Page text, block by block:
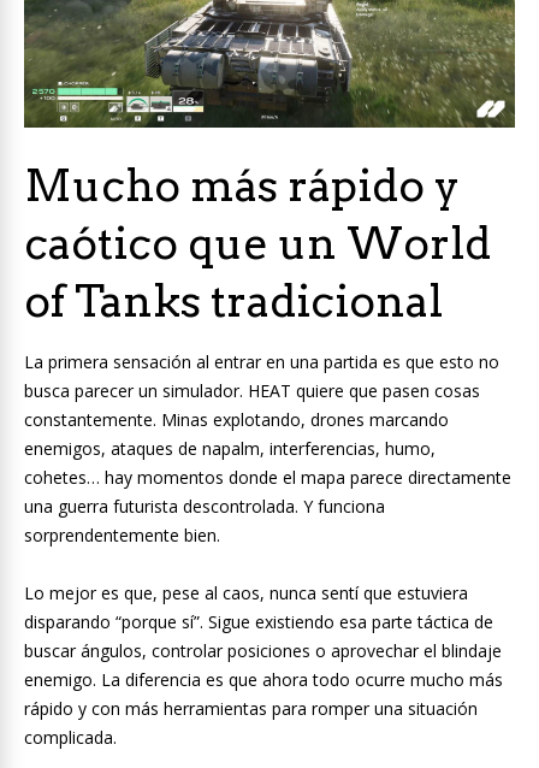
Mucho más rápido y
caótico que un World
of Tanks tradicional
La primera sensación al entrar en una partida es que esto no
busca parecer un simulador. HEAT quiere que pasen cosas
constantemente. Minas explotando, drones marcando
enemigos, ataques de napalm, interferencias, humo,
cohetes… hay momentos donde el mapa parece directamente
una guerra futurista descontrolada. Y funciona
sorprendentemente bien.
Lo mejor es que, pese al caos, nunca sentí que estuviera
disparando “porque sí”. Sigue existiendo esa parte táctica de
buscar ángulos, controlar posiciones o aprovechar el blindaje
enemigo. La diferencia es que ahora todo ocurre mucho más
rápido y con más herramientas para romper una situación
complicada.